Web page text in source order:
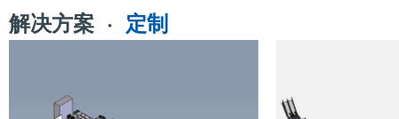
解决方案 · 定制